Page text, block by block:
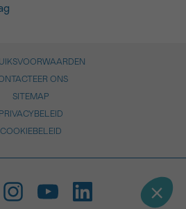
ONS
SITEMAP
PRIVACYBELEID
COOKIEBELEID